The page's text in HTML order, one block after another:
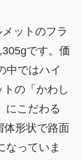
ットのフラ
です。価
中ではハイ
の「かわし
にこだわる
体形状で路面
なっていま